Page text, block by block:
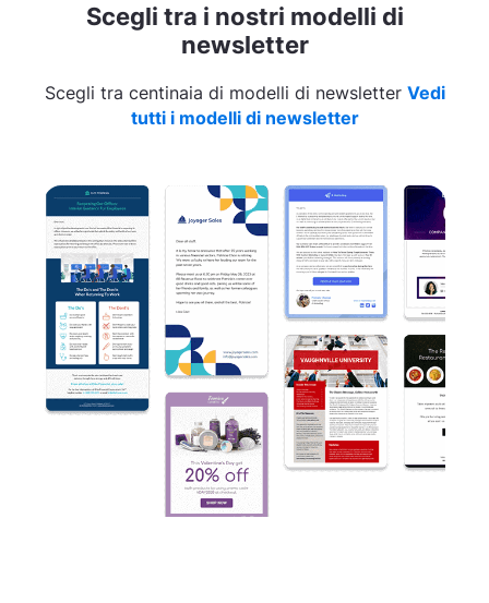
Scegli tra i nostri modelli di
newsletter
Scegli tra centinaia di modelli di newsletter Vedi
tutti i modelli di newsletter